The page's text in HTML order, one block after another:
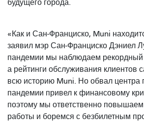
будущего города.
«Как и Сан-Франциско, Muni
заявил мэр Сан-Франциско Дэниел
пандемии мы наблюдаем рекордный
а рейтинги обслуживания клиентов
всю историю Muni. Но обвал центра
пандемии привел к финансовому
поэтому мы ответственно
работы и боремся с безбилетным